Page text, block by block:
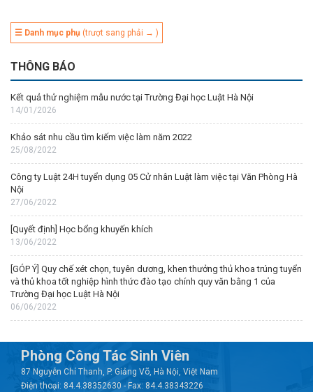
☰ Danh mục phụ (trượt sang phải → )
THÔNG BÁO
Kết quả thử nghiệm mẫu nước tại Trường Đại học Luật Hà Nội
14/01/2026
Khảo sát nhu cầu tìm kiếm việc làm năm 2022
25/08/2022
Công ty Luật 24H tuyển dụng 05 Cử nhân Luật làm việc tại Văn Phòng Hà
Nội
27/06/2022
[Quyết định] Học bổng khuyến khích
13/06/2022
[GÓP Ý] Quy chế xét chọn, tuyên dương, khen thưởng thủ khoa trúng tuyển
và thủ khoa tốt nghiệp hình thức đào tạo chính quy văn bằng 1 của
Trường Đại học Luật Hà Nội
06/06/2022
Phòng Công Tác Sinh Viên
87 Nguyễn Chí Thanh, P. Giảng Võ, Hà Nội, Việt Nam
Điện thoại: 84.4.38352630 - Fax: 84.4.38343226